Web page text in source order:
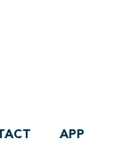
APP